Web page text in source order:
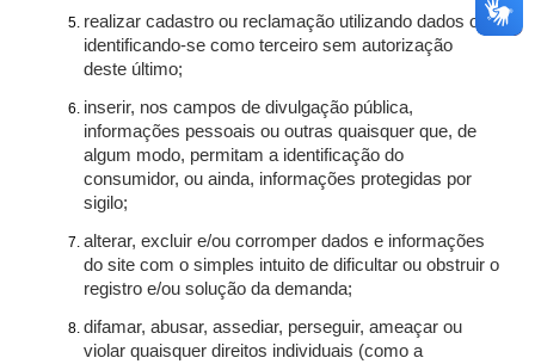
realizar cadastro ou reclamação utilizando dados ou
identificando-se como terceiro sem autorização
deste último;
inserir, nos campos de divulgação pública,
informações pessoais ou outras quaisquer que, de
algum modo, permitam a identificação do
consumidor, ou ainda, informações protegidas por
sigilo;
alterar, excluir e/ou corromper dados e informações
do site com o simples intuito de dificultar ou obstruir o
registro e/ou solução da demanda;
difamar, abusar, assediar, perseguir, ameaçar ou
violar quaisquer direitos individuais (como a